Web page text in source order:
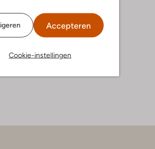
Accepteren
Cookie-instellingen
Vanguard Polyester